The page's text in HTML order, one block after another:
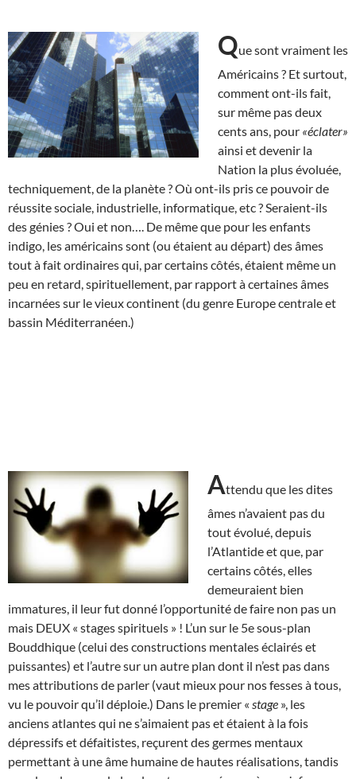
Que sont vraiment les
Américains ? Et surtout,
comment ont-ils fait,
sur même pas deux
cents ans, pour «éclater»
ainsi et devenir la
Nation la plus évoluée,
techniquement, de la planète ? Où ont-ils pris ce pouvoir de
réussite sociale, industrielle, informatique, etc ? Seraient-ils
des génies ? Oui et non…. De même que pour les enfants
indigo, les américains sont (ou étaient au départ) des âmes
tout à fait ordinaires qui, par certains côtés, étaient même un
peu en retard, spirituellement, par rapport à certaines âmes
incarnées sur le vieux continent (du genre Europe centrale et
bassin Méditerranéen.)
Attendu que les dites
âmes n’avaient pas du
tout évolué, depuis
l’Atlantide et que, par
certains côtés, elles
demeuraient bien
immatures, il leur fut donné l’opportunité de faire non pas un
mais DEUX « stages spirituels » ! L’un sur le 5e sous-plan
Bouddhique (celui des constructions mentales éclairés et
puissantes) et l’autre sur un autre plan dont il n’est pas dans
mes attributions de parler (vaut mieux pour nos fesses à tous,
vu le pouvoir qu’il déploie.) Dans le premier « stage », les
anciens atlantes qui ne s’aimaient pas et étaient à la fois
dépressifs et défaitistes, reçurent des germes mentaux
permettant à une âme humaine de hautes réalisations, tandis